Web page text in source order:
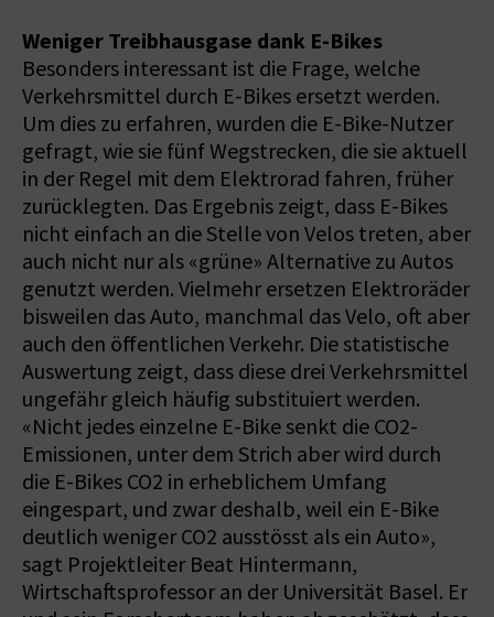
Weniger Treibhausgase dank E-Bikes
Besonders interessant ist die Frage, welche
Verkehrsmittel durch E-Bikes ersetzt werden.
Um dies zu erfahren, wurden die E-Bike-Nutzer
gefragt, wie sie fünf Wegstrecken, die sie aktuell
in der Regel mit dem Elektrorad fahren, früher
zurücklegten. Das Ergebnis zeigt, dass E-Bikes
nicht einfach an die Stelle von Velos treten, aber
auch nicht nur als «grüne» Alternative zu Autos
genutzt werden. Vielmehr ersetzen Elektroräder
bisweilen das Auto, manchmal das Velo, oft aber
auch den öffentlichen Verkehr. Die statistische
Auswertung zeigt, dass diese drei Verkehrsmittel
ungefähr gleich häufig substituiert werden.
«Nicht jedes einzelne E-Bike senkt die CO2-
Emissionen, unter dem Strich aber wird durch
die E-Bikes CO2 in erheblichem Umfang
eingespart, und zwar deshalb, weil ein E-Bike
deutlich weniger CO2 ausstösst als ein Auto»,
sagt Projektleiter Beat Hintermann,
Wirtschaftsprofessor an der Universität Basel. Er